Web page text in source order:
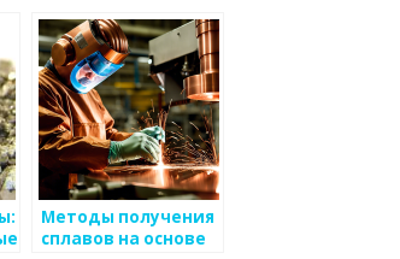
Методы получения
сплавов на основе